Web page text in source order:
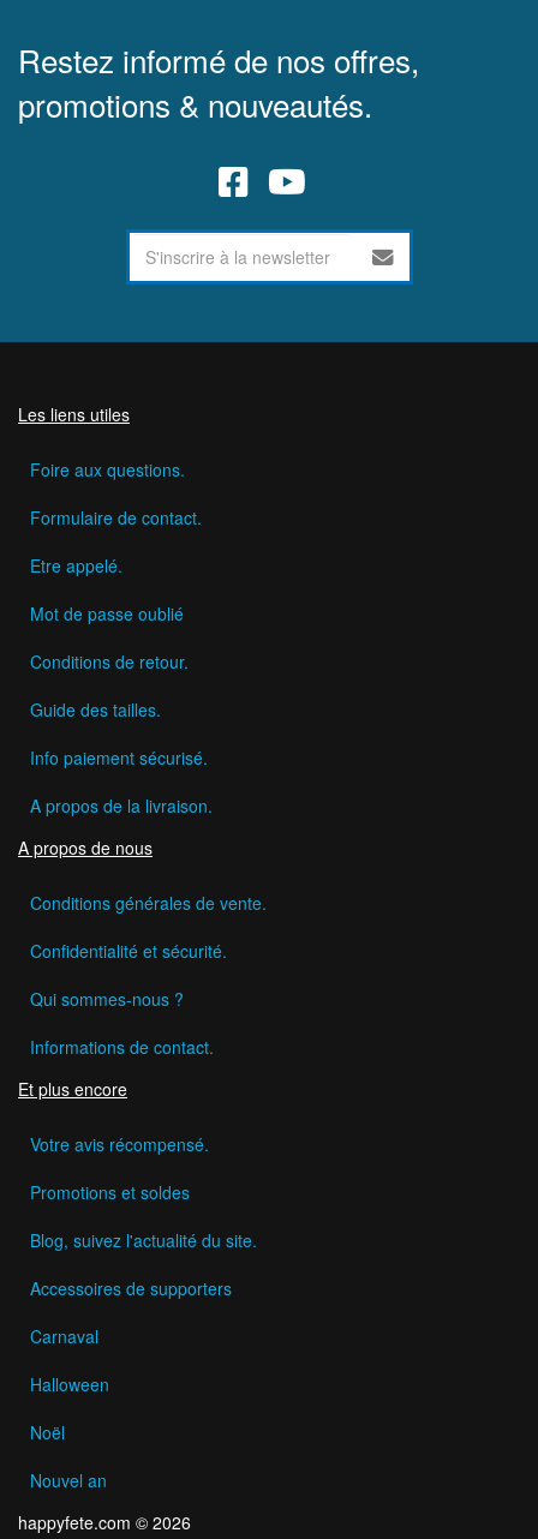
Restez informé de nos offres,
promotions & nouveautés.
Les liens utiles
Foire aux questions.
Formulaire de contact.
Etre appelé.
Mot de passe oublié
Conditions de retour.
Guide des tailles.
Info paiement sécurisé.
A propos de la livraison.
A propos de nous
Conditions générales de vente.
Confidentialité et sécurité.
Qui sommes-nous ?
Informations de contact.
Et plus encore
Votre avis récompensé.
Promotions et soldes
Blog, suivez l'actualité du site.
Accessoires de supporters
Carnaval
Halloween
Noël
Nouvel an
happyfete.com © 2026